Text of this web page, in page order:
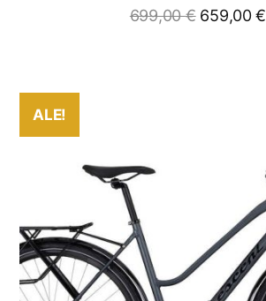
699,00€ 659,00€
ALE!